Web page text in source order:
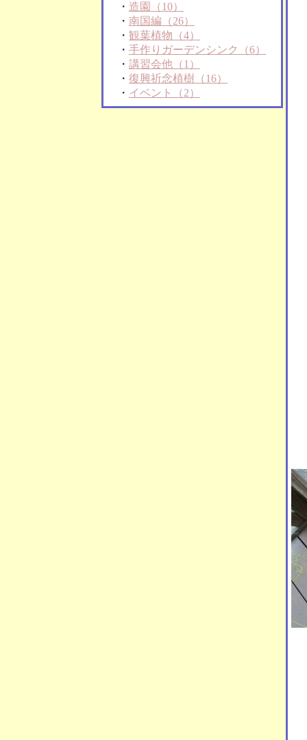
・ 造園（10）
・ 南国編（26）
・ 観葉植物（4）
・ 手作りガーデンシンク（6）
・ 講習会他（1）
・ 復興祈念植樹（16）
・ イベント（2）